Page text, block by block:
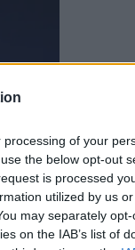
of your
the below opt-out
is processed
utilized by us
may separately
on the IAB’s list of
a téli